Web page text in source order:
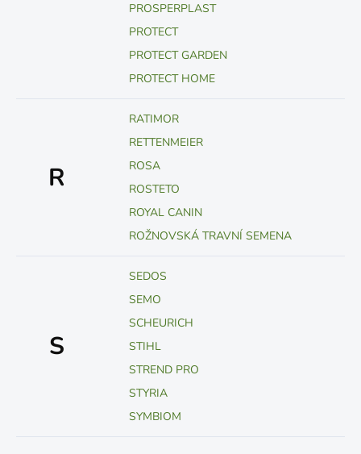
PROSPERPLAST
PROTECT
PROTECT GARDEN
PROTECT HOME
R
RATIMOR
RETTENMEIER
ROSA
ROSTETO
ROYAL CANIN
ROŽNOVSKÁ TRAVNÍ SEMENA
S
SEDOS
SEMO
SCHEURICH
STIHL
STREND PRO
STYRIA
SYMBIOM